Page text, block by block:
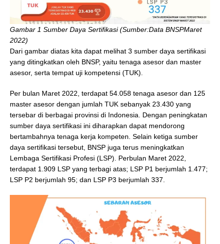
Gambar 1 Sumber Daya Sertifikasi (Sumber:Data BNSPMaret
2022)
Dari gambar diatas kita dapat melihat 3 sumber daya sertifikasi
yang ditingkatkan oleh BNSP, yaitu tenaga asesor dan master
asesor, serta tempat uji kompetensi (TUK).
Per bulan Maret 2022, terdapat 54.058 tenaga asesor dan 125
master asesor dengan jumlah TUK sebanyak 23.430 yang
tersebar di berbagai provinsi di Indonesia. Dengan peningkatan
sumber daya sertifikasi ini diharapkan dapat mendorong
bertambahnya tenaga kerja kompeten. Selain ketiga sumber
daya sertifikasi tersebut, BNSP juga terus meningkatkan
Lembaga Sertifikasi Profesi (LSP). Perbulan Maret 2022,
terdapat 1.909 LSP yang terbagi atas; LSP P1 berjumlah 1.477;
LSP P2 berjumlah 95; dan LSP P3 berjumlah 337.